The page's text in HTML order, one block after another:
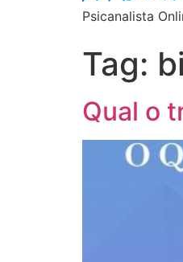
Psicanalista
Tag:
Qual o